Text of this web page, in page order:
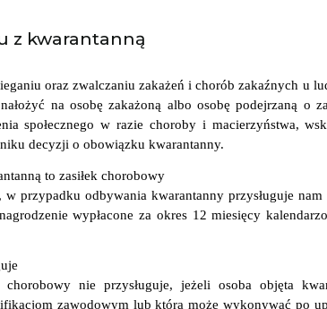
z kwarantanną
oraz zwalczaniu zakażeń i chorób zakaźnych
na osobę zakażoną albo osobę podejrzaną o
społecznego w razie choroby i macierzyństwa,
decyzji o obowiązku kwarantanny.
to zasiłek chorobowy
przypadku odbywania kwarantanny przysługuje
wypłacone za okres 12 miesięcy
nie przysługuje, jeżeli osoba objęta
zawodowym lub którą może wykonywać po